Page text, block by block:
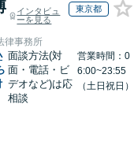
インタビュ
ーを見る
東京都
律事務所
面談方法(対
面・電話・ビ
デオなど)は応
相談
営業時間：0
6:00~23:55
（土日祝日）